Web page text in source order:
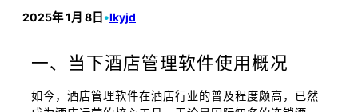
2025年 1月 8日 •lkyjd
一、当下酒店管理软件使用概况
如今，酒店管理软件在酒店行业的普及程度颇高，已然